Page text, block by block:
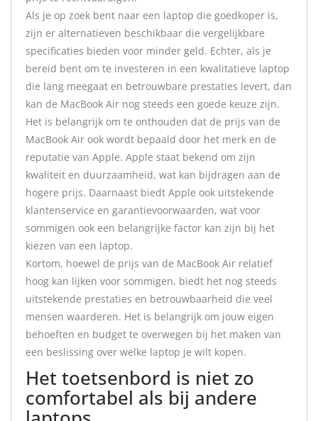
Als je op zoek bent naar een laptop die goedkoper is,
zijn er alternatieven beschikbaar die vergelijkbare
specificaties bieden voor minder geld. Echter, als je
bereid bent om te investeren in een kwalitatieve laptop
die lang meegaat en betrouwbare prestaties levert, dan
kan de MacBook Air nog steeds een goede keuze zijn.
Het is belangrijk om te onthouden dat de prijs van de
MacBook Air ook wordt bepaald door het merk en de
reputatie van Apple. Apple staat bekend om zijn
kwaliteit en duurzaamheid, wat kan bijdragen aan de
hogere prijs. Daarnaast biedt Apple ook uitstekende
klantenservice en garantievoorwaarden, wat voor
sommigen ook een belangrijke factor kan zijn bij het
kiezen van een laptop.
Kortom, hoewel de prijs van de MacBook Air relatief
hoog kan lijken voor sommigen, biedt het nog steeds
uitstekende prestaties en betrouwbaarheid die veel
mensen waarderen. Het is belangrijk om jouw eigen
behoeften en budget te overwegen bij het maken van
een beslissing over welke laptop je wilt kopen.
Het toetsenbord is niet zo
comfortabel als bij andere